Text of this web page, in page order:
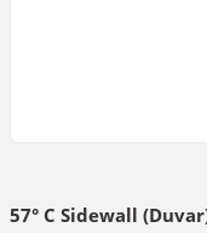
57° C Sidewall